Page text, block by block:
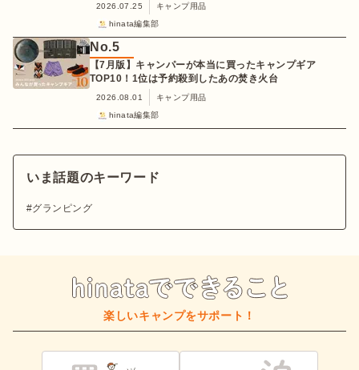
2026.07.25
キャンプ用品
hinata編集部
No.5
【7月版】キャンパーが本当に買ったキャンプギア
TOP10！1位は予約殺到したあの焚き火台
2026.08.01
キャンプ用品
hinata編集部
いま話題のキーワード
グランピング
楽しいキャンプをサポート！